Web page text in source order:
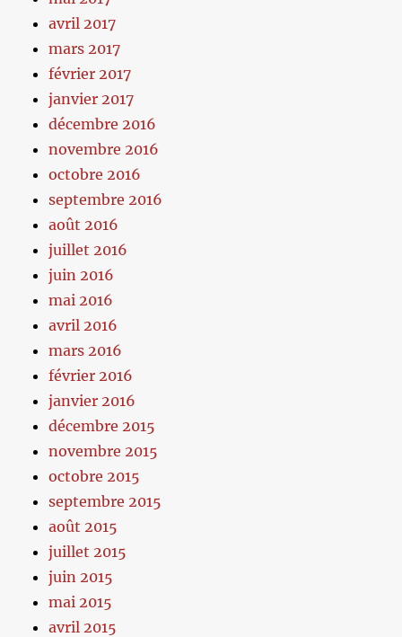
avril 2017
mars 2017
février 2017
janvier 2017
décembre 2016
novembre 2016
octobre 2016
septembre 2016
août 2016
juillet 2016
juin 2016
mai 2016
avril 2016
mars 2016
février 2016
janvier 2016
décembre 2015
novembre 2015
octobre 2015
septembre 2015
août 2015
juillet 2015
juin 2015
mai 2015
avril 2015